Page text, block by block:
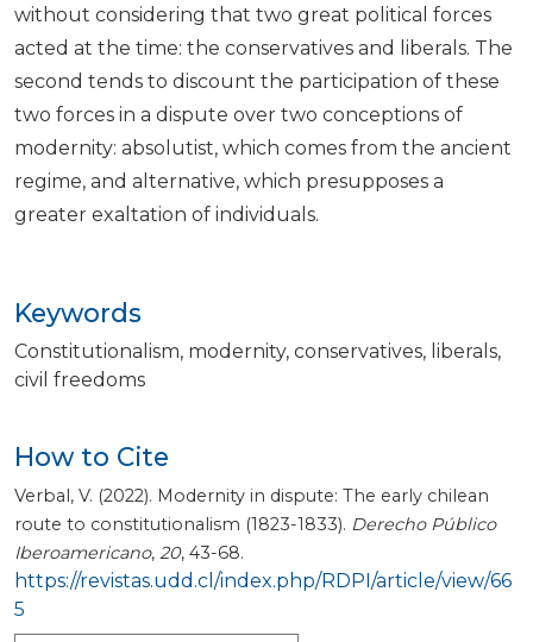
Keywords
Constitutionalism modernity conservatives
liberals
civil freedoms
How to Cite
Verbal, V. (2022). Modernity in dispute: The early chilean
route to constitutionalism (1823-1833). Derecho Público
Iberoamericano, 20, 43-68.
https://revistas.udd.cl/index.php/RDPI/article/view/66
5
without considering that two great political forces
acted at the time: the conservatives and liberals. The
second tends to discount the participation of these
two forces in a dispute over two conceptions of
modernity: absolutist, which comes from the ancient
regime, and alternative, which presupposes a
greater exaltation of individuals.